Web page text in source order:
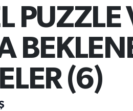
PUZZLE
(6)